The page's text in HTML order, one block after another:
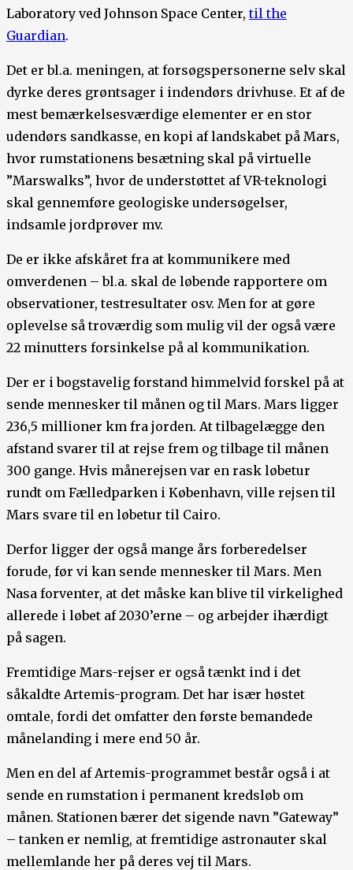
Laboratory ved Johnson Space Center,til the
Guardian.
Det er bl.a. meningen, at forsøgspersonerne selv skal
dyrke deres grøntsager i indendørs drivhuse. Et af de
mest bemærkelsesværdige elementer er en stor
udendørs sandkasse, en kopi af landskabet på Mars,
hvor rumstationens besætning skal på virtuelle
”Marswalks”, hvor de understøttet af VR-teknologi
skal gennemføre geologiske undersøgelser,
indsamle jordprøver mv.
De er ikke afskåret fra at kommunikere med
omverdenen – bl.a. skal de løbende rapportere om
observationer, testresultater osv. Men for at gøre
oplevelse så troværdig som mulig vil der også være
22 minutters forsinkelse på al kommunikation.
Der er i bogstavelig forstand himmelvid forskel på at
sende mennesker til månen og til Mars. Mars ligger
236,5 millioner km fra jorden. At tilbagelægge den
afstand svarer til at rejse frem og tilbage til månen
300 gange. Hvis månerejsen var en rask løbetur
rundt om Fælledparken i København, ville rejsen til
Mars svare til en løbetur til Cairo.
Derfor ligger der også mange års forberedelser
forude, før vi kan sende mennesker til Mars. Men
Nasa forventer, at det måske kan blive til virkelighed
allerede i løbet af 2030’erne – og arbejder ihærdigt
på sagen.
Fremtidige Mars-rejser er også tænkt ind i det
såkaldte Artemis-program. Det har især høstet
omtale, fordi det omfatter den første bemandede
månelanding i mere end 50 år.
Men en del af Artemis-programmet består også i at
sende en rumstation i permanent kredsløb om
månen. Stationen bærer det sigende navn ”Gateway”
– tanken er nemlig, at fremtidige astronauter skal
mellemlande her på deres vej til Mars.